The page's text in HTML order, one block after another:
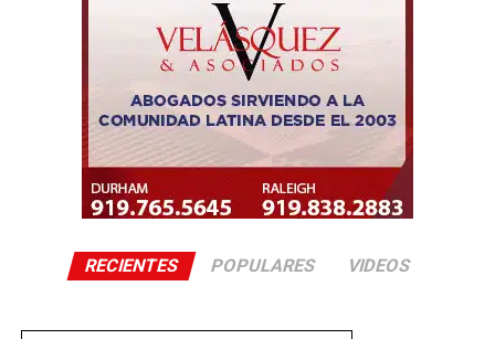
RECIENTES POPULARES VIDEOS